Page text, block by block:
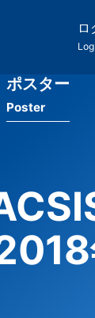
ロ
ポスター
Poster